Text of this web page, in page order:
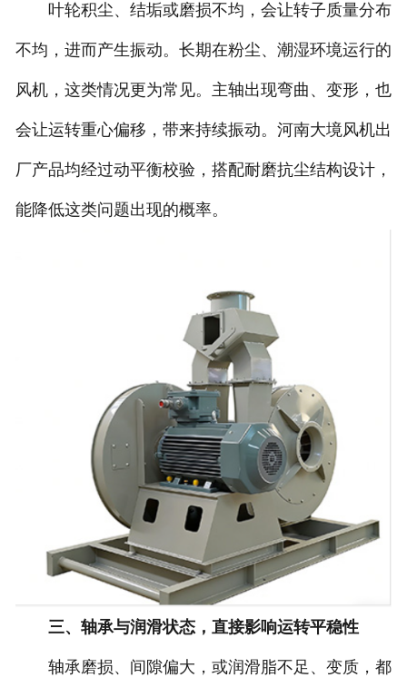
叶轮积尘、结垢或磨损不均，会让转子质量分布
不均，进而产生振动。长期在粉尘、潮湿环境运行的
风机，这类情况更为常见。主轴出现弯曲、变形，也
会让运转重心偏移，带来持续振动。河南大境风机出
厂产品均经过动平衡校验，搭配耐磨抗尘结构设计，
能降低这类问题出现的概率。
三、轴承与润滑状态，直接影响运转平稳性
轴承磨损、间隙偏大，或润滑脂不足、变质，都